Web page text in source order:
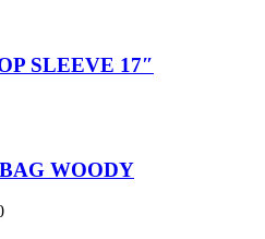
SLEEVE 17″
WOODY
Price